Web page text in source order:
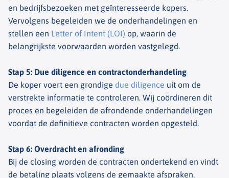
en bedrijfsbezoeken met geïnteresseerde kopers.
Vervolgens begeleiden we de onderhandelingen en
stellen een Letter of Intent (LOI) op, waarin de
belangrijkste voorwaarden worden vastgelegd.
Stap 5: Due diligence en contractonderhandeling
De koper voert een grondige due diligence uit om de
verstrekte informatie te controleren. Wij coördineren dit
proces en begeleiden de afrondende onderhandelingen
voordat de definitieve contracten worden opgesteld.
Stap 6: Overdracht en afronding
Bij de closing worden de contracten ondertekend en vindt
de betaling plaats volgens de gemaakte afspraken.